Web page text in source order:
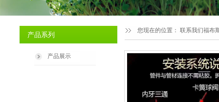
产品系列
产品展示
您现在的位置： 联系我们福布